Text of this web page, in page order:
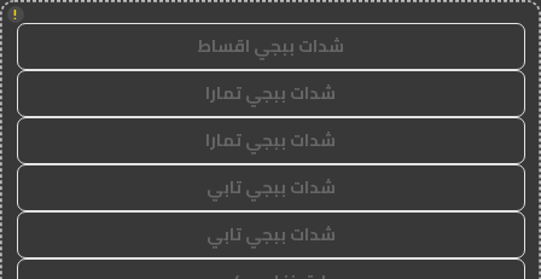
!
شدات ببجي اقساط
شدات ببجي تمارا
شدات ببجي تمارا
شدات ببجي تابي
شدات ببجي تابي